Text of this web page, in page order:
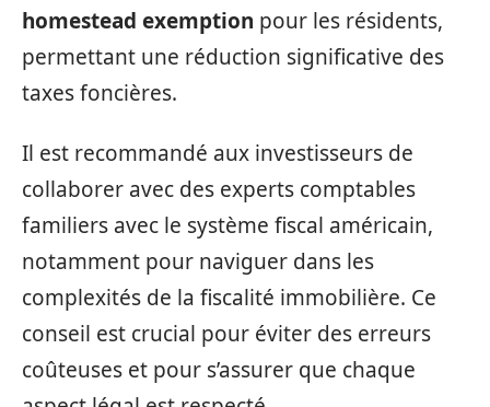
homestead exemption pour les résidents,
permettant une réduction significative des
taxes foncières.
Il est recommandé aux investisseurs de
collaborer avec des experts comptables
familiers avec le système fiscal américain,
notamment pour naviguer dans les
complexités de la fiscalité immobilière. Ce
conseil est crucial pour éviter des erreurs
coûteuses et pour s’assurer que chaque